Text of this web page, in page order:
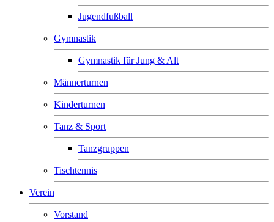
Jugendfußball
Gymnastik
Gymnastik für Jung & Alt
Männerturnen
Kinderturnen
Tanz & Sport
Tanzgruppen
Tischtennis
Verein
Vorstand